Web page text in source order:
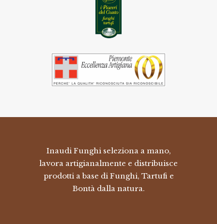
Inaudi Funghi seleziona a mano,
lavora artigianalmente e distribuisce
prodotti a base di Funghi, Tartufi e
Bontà dalla natura.